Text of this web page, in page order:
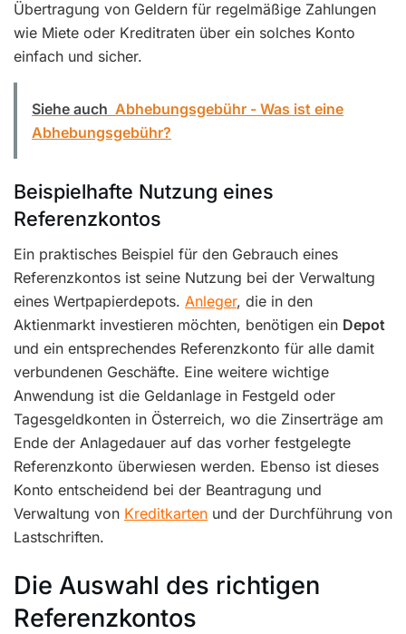
Übertragung von Geldern für regelmäßige Zahlungen
wie Miete oder Kreditraten über ein solches Konto
einfach und sicher.
Siehe auch Abhebungsgebühr - Was ist eine
Abhebungsgebühr?
Beispielhafte Nutzung eines
Referenzkontos
Ein praktisches Beispiel für den Gebrauch eines
Referenzkontos ist seine Nutzung bei der Verwaltung
eines Wertpapierdepots. Anleger, die in den
Aktienmarkt investieren möchten, benötigen ein Depot
und ein entsprechendes Referenzkonto für alle damit
verbundenen Geschäfte. Eine weitere wichtige
Anwendung ist die Geldanlage in Festgeld oder
Tagesgeldkonten in Österreich, wo die Zinserträge am
Ende der Anlagedauer auf das vorher festgelegte
Referenzkonto überwiesen werden. Ebenso ist dieses
Konto entscheidend bei der Beantragung und
Verwaltung von Kreditkarten und der Durchführung von
Lastschriften.
Die Auswahl des richtigen
Referenzkontos